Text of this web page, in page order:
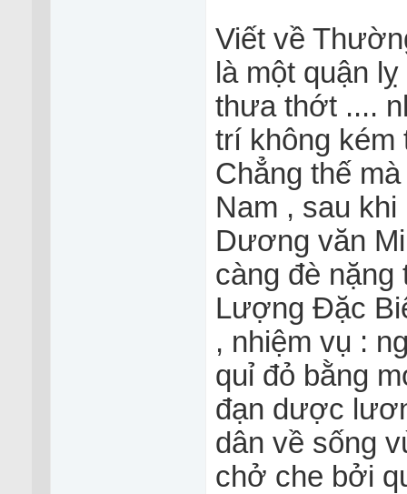
Viết về
là một quận
thưa thớt ....
trí không kém
Chẳng thế
Nam , sau
Dương văn
càng đè nặng
Lượng Đặc
, nhiệm vụ :
quỉ đỏ bằng
đạn dược
dân về sống
chở che bởi